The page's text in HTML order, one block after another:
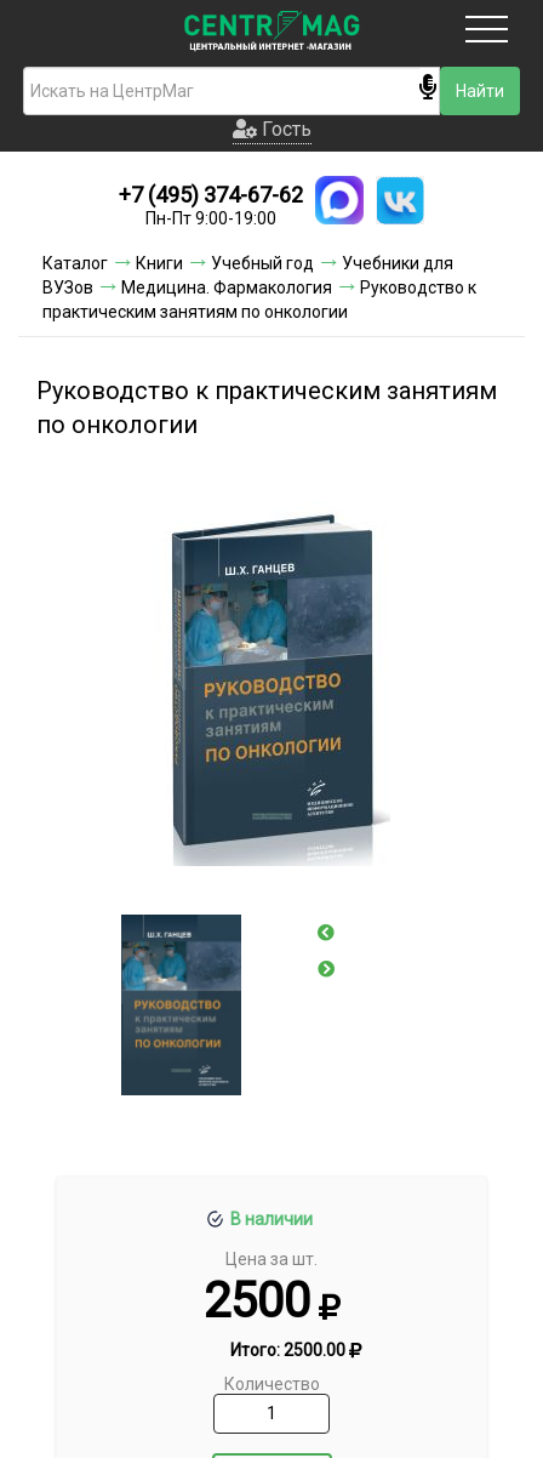
Гость
Новинки
Условия доставки
Условия оплаты
Гость
+7 (495) 374-67-62
Пн-Пт 9:00-19:00
Каталог Книги Учебный год
Учебники для
ВУЗов
Медицина. Фармакология
Руководство к
практическим занятиям по онкологии
Руководство к практическим занятиям
по онкологии
В наличии
Цена за шт.
2500
Итого:2500.00
Количество